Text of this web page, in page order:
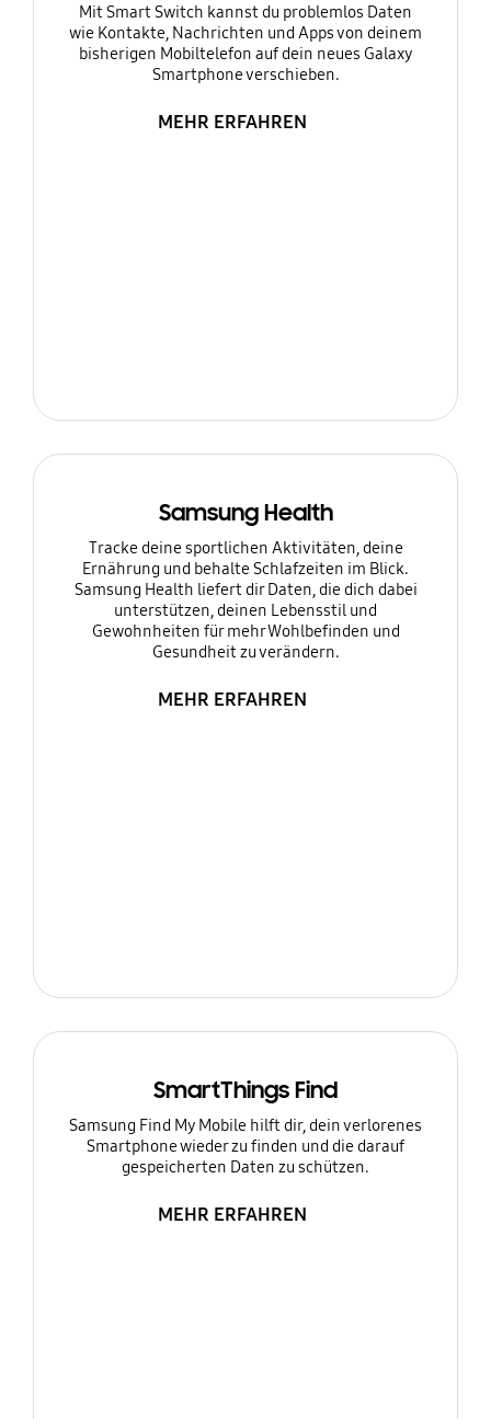
Mit Smart Switch kannst du problemlos Daten
wie Kontakte, Nachrichten und Apps von deinem
bisherigen Mobiltelefon auf dein neues Galaxy
Smartphone verschieben.
MEHR ERFAHREN
Samsung Health
Tracke deine sportlichen Aktivitäten, deine
Ernährung und behalte Schlafzeiten im Blick.
Samsung Health liefert dir Daten, die dich dabei
unterstützen, deinen Lebensstil und
Gewohnheiten für mehr Wohlbefinden und
Gesundheit zu verändern.
MEHR ERFAHREN
SmartThings Find
Samsung Find My Mobile hilft dir, dein verlorenes
Smartphone wieder zu finden und die darauf
gespeicherten Daten zu schützen.
MEHR ERFAHREN